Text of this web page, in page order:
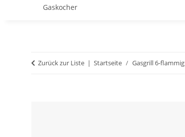
Gaskocher
Zurück zur Liste Startseite Gasgrill 6-flammig